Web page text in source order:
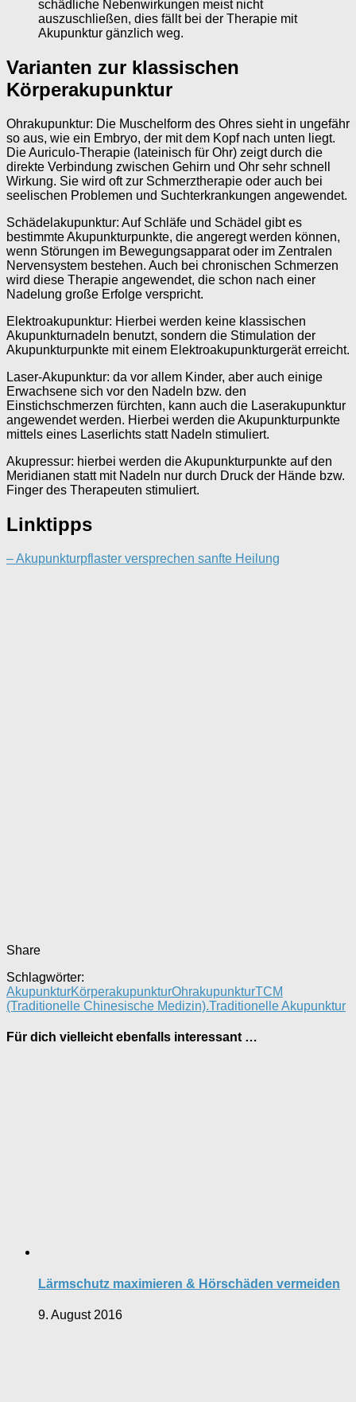
schädliche Nebenwirkungen meist nicht
auszuschließen, dies fällt bei der Therapie mit
Akupunktur gänzlich weg.
Varianten zur klassischen
Körperakupunktur
Ohrakupunktur: Die Muschelform des Ohres sieht in ungefähr
so aus, wie ein Embryo, der mit dem Kopf nach unten liegt.
Die Auriculo-Therapie (lateinisch für Ohr) zeigt durch die
direkte Verbindung zwischen Gehirn und Ohr sehr schnell
Wirkung. Sie wird oft zur Schmerztherapie oder auch bei
seelischen Problemen und Suchterkrankungen angewendet.
Schädelakupunktur: Auf Schläfe und Schädel gibt es
bestimmte Akupunkturpunkte, die angeregt werden können,
wenn Störungen im Bewegungsapparat oder im Zentralen
Nervensystem bestehen. Auch bei chronischen Schmerzen
wird diese Therapie angewendet, die schon nach einer
Nadelung große Erfolge verspricht.
Elektroakupunktur: Hierbei werden keine klassischen
Akupunkturnadeln benutzt, sondern die Stimulation der
Akupunkturpunkte mit einem Elektroakupunkturgerät erreicht.
Laser-Akupunktur: da vor allem Kinder, aber auch einige
Erwachsene sich vor den Nadeln bzw. den
Einstichschmerzen fürchten, kann auch die Laserakupunktur
angewendet werden. Hierbei werden die Akupunkturpunkte
mittels eines Laserlichts statt Nadeln stimuliert.
Akupressur: hierbei werden die Akupunkturpunkte auf den
Meridianen statt mit Nadeln nur durch Druck der Hände bzw.
Finger des Therapeuten stimuliert.
Linktipps
– Akupunkturpflaster versprechen sanfte Heilung
Share
Schlagwörter:
AkupunkturKörperakupunkturOhrakupunkturTCM
(Traditionelle Chinesische Medizin).Traditionelle Akupunktur
Für dich vielleicht ebenfalls interessant …
Lärmschutz maximieren & Hörschäden vermeiden
9. August 2016